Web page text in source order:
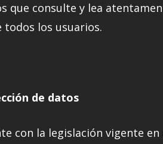
que consulte y lea
los usuarios.
de datos
con la legislación vigente